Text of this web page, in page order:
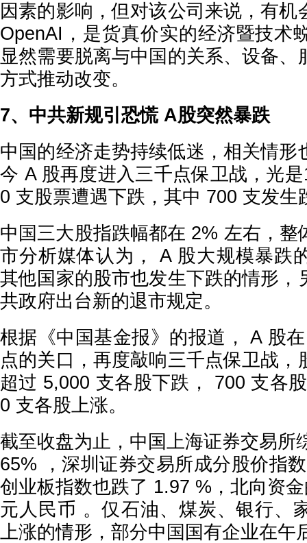
因素的影响，但对该公司来说，有机
OpenAI，是货真价实的经济暨技术
显然需要脱离与中国的关系、设备、
方式推动改变。
7、中共新规引恐慌 A股突然暴跌
中国的经济走势持续低迷，相关情形
今 A 股再度进入三千点保卫战，光
0 支股票遭遇下跌，其中 700 支发生
中国三大股指跌幅都在 2% 左右，整
市分析媒体认为， A 股大规模暴跌
其他国家的股市也发生下跌的情形，
共政府出台新的退市规定。
根据《中国基金报》的报道， A 股
点的关口，再度敲响三千点保卫战，
超过 5,000 支各股下跌， 700 支各
0 支各股上涨。
截至收盘为止，中国上海证券交易所
65% ，深圳证券交易所成分股价指
创业板指数也跌了 1.97 %，北向资
元人民币 。仅石油、煤炭、银行、
上涨的情形，部分中国国有企业在午